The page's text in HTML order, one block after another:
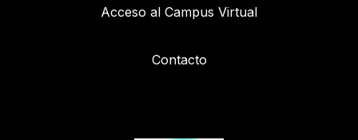
Acceso al Campus Virtual
Contacto